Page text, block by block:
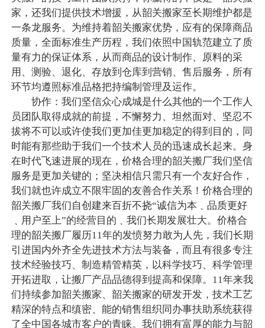
家，还我们提供技术增援，从韶关搬家至长期维护都是
一条龙服务。为维持着韶关搬家优势，应有的保障商品
质量，全面标准生产历程，我们依照中国轨范建立了质
量有力的保证体系，从而商品的设计制作、原料的采
用、测验、退化、存放到仓库到营销、售后服务，所有
环节均遵照标准品格把持编制管理及运作。
协作：我们坚信众心成城是什么其他的一个工作人
员团队取得成就的前提，不懈努力、坦然面对、坚忍不
拔将不可以或许使我们更加佳更加稳定的得到目的，同
时能有那些助于我们一个技术人员的迅速成长起来。身
在时代飞速进展的现在，价格合理的韶关搬厂我们坚信
服务是更加关键的；坚决相信只需只有一个友好合作，
我们就也许成立不限牢固的友善合作关系！价格合理的
韶关搬厂我们自创建来百折不挠“诚信为本﹑品质更好
﹑用户至上”的经营目的﹑我们长期发展壮大。价格合
理的韶关搬厂履历11年的发愤努力敢为人先，我们长期
引进国内外齐全先进技术方法与装备，而且有很多专注
技术经验技巧、制造精管精英，以科学技巧、科学管理
开拓进取，让搬厂产品品德得到提高和保障。11年来我
们持续参加韶关搬家、韶关搬家的研发开发，技术工艺
精深的特点和缜密、能的销售组织同办事扶助系统获得
了全中国各城市客户的青睐。我们拥有富厚的能力与韶